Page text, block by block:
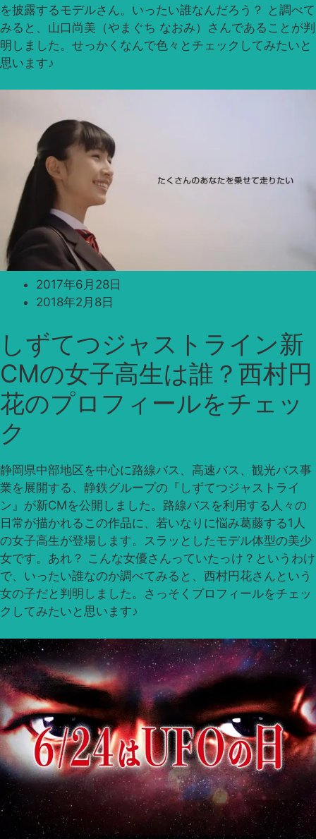
を披露するモデルさん。いったい誰なんだろう？ と調べて
みると、山口尚美（やまぐち なおみ）さんであることが判
明しました。せっかくなんで色々とチェックしてみたいと
思います♪
2017年6月28日
2018年2月8日
しずてつジャストライン新
CMの女子高生は誰？西村円
花のプロフィールをチェッ
ク
静岡県中部地区を中心に路線バス、高速バス、観光バス事
業を展開する、静鉄グループの『しずてつジャストライ
ン』が新CMを公開しました。路線バスを利用する人々の
日常が描かれるこの作品に、若いなりに悩み葛藤する1人
の女子高生が登場します。スラッとしたモデル体型の美少
女です。あれ？ こんな女優さんっていたっけ？というわけ
で、いったい誰なのか調べてみると、西村円花さんという
女の子だと判明しました。さっそくプロフィールをチェッ
クしてみたいと思います♪